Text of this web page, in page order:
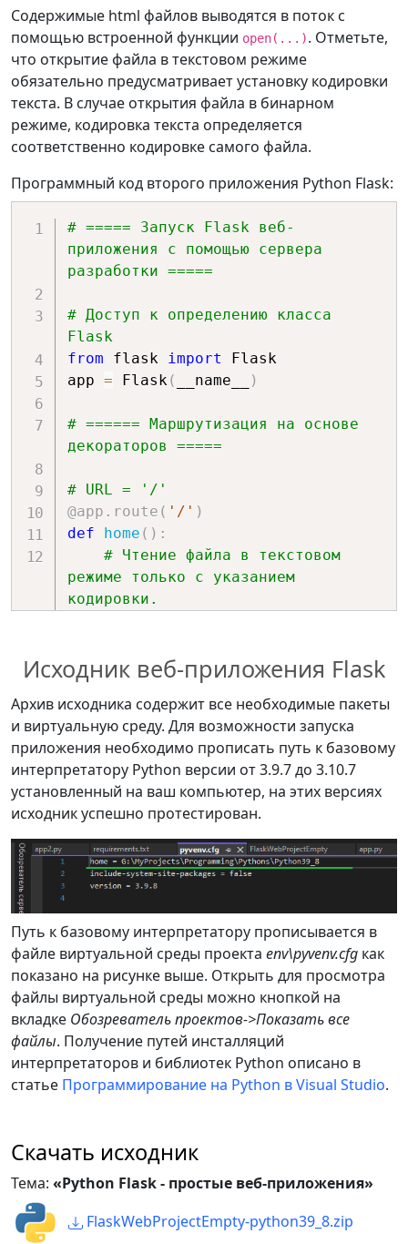
Содержимые html файлов выводятся в поток с
помощью встроенной функции open(...). Отметьте,
что открытие файла в текстовом режиме
обязательно предусматривает установку кодировки
текста. В случае открытия файла в бинарном
режиме, кодировка текста определяется
соответственно кодировке самого файла.
Программный код второго приложения Python Flask:
# ===== Запуск Flask веб-
приложения с помощью сервера
разработки =====
# Доступ к определению класса
Flask
from flask import Flask
app = Flask ( __name__ )
# ====== Маршрутизация на основе
декораторов =====
# URL = '/'
@app . route ( '/' )
def
home ( ) :
# Чтение файла в текстовом
режиме только с указанием
кодировки.
# В бинарном режиме чтения
можно не указывать кодировку
текста.
# Возращает байты, кодировка
не указывается.
# Кодировка текста
распознается по кодировке файла.
# Так как кодировка файла UTF-
8,
# то и байты будут восприняты
return open('home.html' , 'rb' )
# URL = 'page1'
@app.route ('/page1')
def page1():
return open ('page1.html'
'rt', encoding="utf-8")
def
page2 () :
return
'rt', encoding="utf-8")
# ====== /Маршрутизация на основе
Исходник веб-приложения Flask
Архив исходника содержит все необходимые пакеты
и виртуальную среду. Для возможности запуска
приложения необходимо прописать путь к базовому
интерпретатору Python версии от 3.9.7 до 3.10.7
установленный на ваш компьютер, на этих версиях
исходник успешно протестирован.
Путь к базовому интерпретатору прописывается в
файле виртуальной среды проекта env\pyvenv.cfg как
показано на рисунке выше. Открыть для просмотра
файлы виртуальной среды можно кнопкой на
вкладке Обозреватель проектов->Показать все
файлы. Получение путей инсталляций
интерпретаторов и библиотек Python описано в
статье Программирование на Python в Visual Studio.
Скачать исходник
Тема: «Python Flask - простые веб-приложения»
FlaskWebProjectEmpty-python39_8.zip